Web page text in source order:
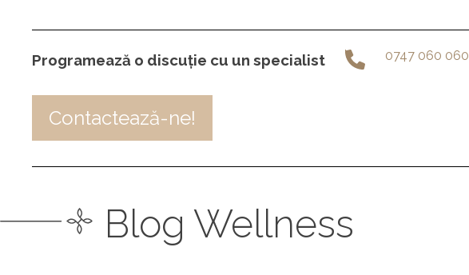
Programează o discuție cu un specialist 0747 060 060
Contactează-ne!
Blog Wellness